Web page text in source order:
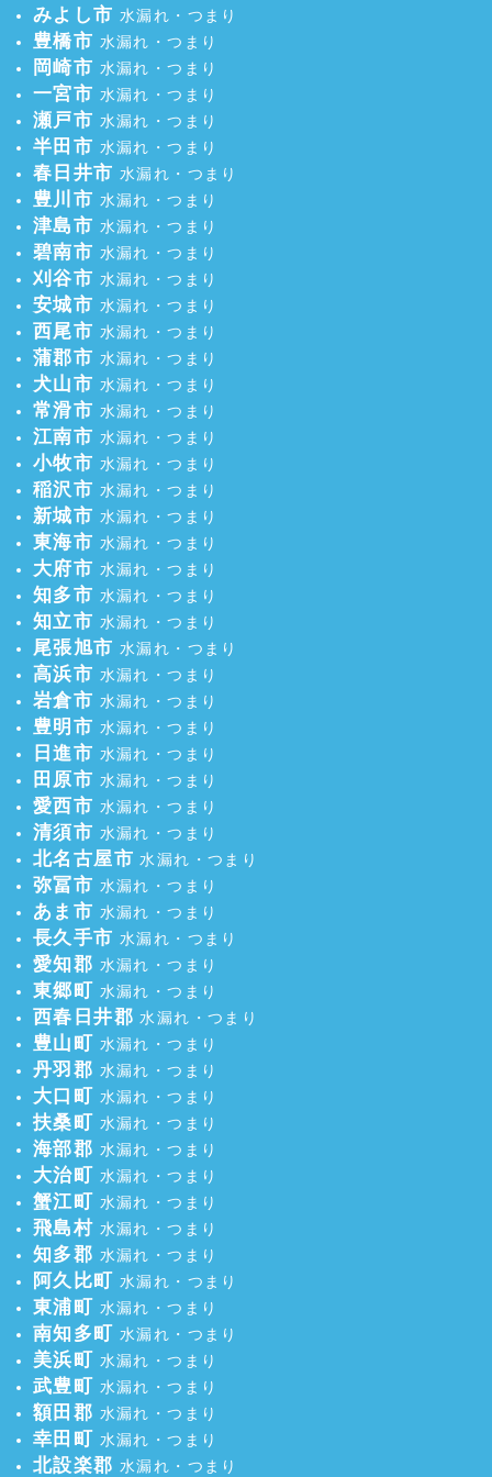
みよし市 水漏れ・つまり
豊橋市 水漏れ・つまり
岡崎市 水漏れ・つまり
一宮市 水漏れ・つまり
瀬戸市 水漏れ・つまり
半田市 水漏れ・つまり
春日井市 水漏れ・つまり
豊川市 水漏れ・つまり
津島市 水漏れ・つまり
碧南市 水漏れ・つまり
刈谷市 水漏れ・つまり
安城市 水漏れ・つまり
西尾市 水漏れ・つまり
蒲郡市 水漏れ・つまり
犬山市 水漏れ・つまり
常滑市 水漏れ・つまり
江南市 水漏れ・つまり
小牧市 水漏れ・つまり
稲沢市 水漏れ・つまり
新城市 水漏れ・つまり
東海市 水漏れ・つまり
大府市 水漏れ・つまり
知多市 水漏れ・つまり
知立市 水漏れ・つまり
尾張旭市 水漏れ・つまり
高浜市 水漏れ・つまり
岩倉市 水漏れ・つまり
豊明市 水漏れ・つまり
日進市 水漏れ・つまり
田原市 水漏れ・つまり
愛西市 水漏れ・つまり
清須市 水漏れ・つまり
北名古屋市 水漏れ・つまり
弥冨市 水漏れ・つまり
あま市 水漏れ・つまり
長久手市 水漏れ・つまり
愛知郡 水漏れ・つまり
東郷町 水漏れ・つまり
西春日井郡 水漏れ・つまり
豊山町 水漏れ・つまり
丹羽郡 水漏れ・つまり
大口町 水漏れ・つまり
扶桑町 水漏れ・つまり
海部郡 水漏れ・つまり
大治町 水漏れ・つまり
蟹江町 水漏れ・つまり
飛島村 水漏れ・つまり
知多郡 水漏れ・つまり
阿久比町 水漏れ・つまり
東浦町 水漏れ・つまり
南知多町 水漏れ・つまり
美浜町 水漏れ・つまり
武豊町 水漏れ・つまり
額田郡 水漏れ・つまり
幸田町 水漏れ・つまり
北設楽郡 水漏れ・つまり